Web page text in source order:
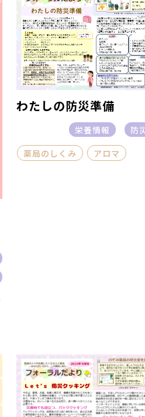
わたしの防災準備
栄養情報
防
薬局のしくみ
アロマ